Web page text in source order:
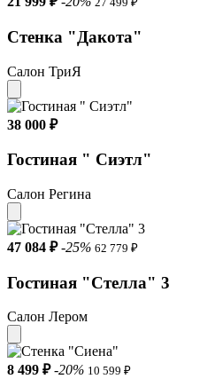
Стенка "Дакота"
Салон ТриЯ
38 000 ₽
Гостиная " Сиэтл"
Салон Регина
47 084 ₽ -25% 62 779 ₽
Гостиная "Стелла" 3
Салон Лером
8 499 ₽ -20% 10 599 ₽